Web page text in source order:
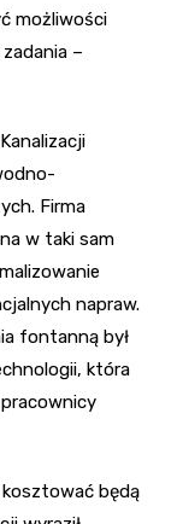
możliwości
–
Firma
w taki sam
napraw.
fontanną był
która
kosztować będą